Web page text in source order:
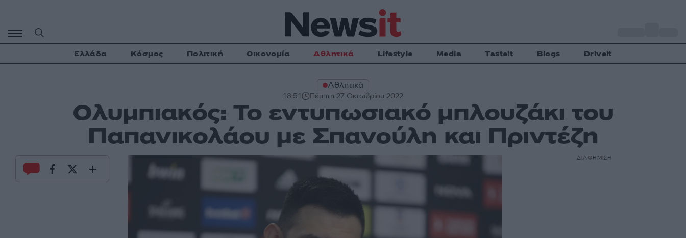
περιεχόμενο
Ελλάδα Κόσμος Πολιτική Οικονομία Αθλητικά Lifestyle Media Tasteit Blogs Driveit
Αθλητικά
18:51 Πέμπτη 27 Οκτωβρίου 2022
Ολυμπιακός: Το εντυπωσιακό μπλουζάκι του
Παπανικολάου με Σπανούλη και Πριντέζη
ΔΙΑΦΗΜΙΣΗ